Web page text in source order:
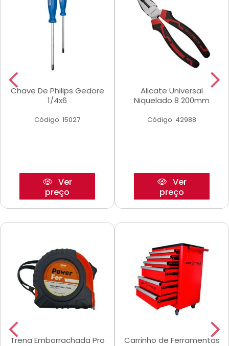
Chave De Philips Gedore
1/4x6
Código: 15027
Ver
preço
Alicate Universal
Niquelado 8 200mm
Código: 42988
Ver
preço
Trena Emborrachada Pro
Carrinho de Ferramentas